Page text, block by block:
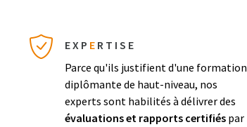
EXP E RTISE
Parce qu'ils justifient d'une formation
diplômante de haut-niveau, nos
experts sont habilités à délivrer des
évaluations et rapports certifiés par